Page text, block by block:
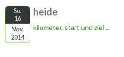
So.
16
Nov.
2014
heide
kilometer, start und ziel ...